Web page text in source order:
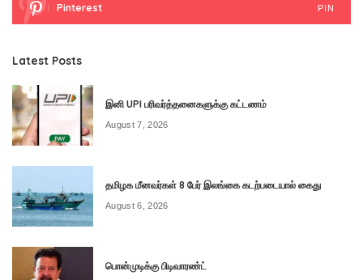
Pinterest PIN
Latest Posts
இனி UPI பரிவர்த்தனைகளுக்கு கட்டணம்
August 7, 2026
தமிழக மீனவர்கள் 8 பேர் இலங்கை கடற்படையால் கைது
August 6, 2026
பொன்முடிக்கு பிடிவாரண்ட்